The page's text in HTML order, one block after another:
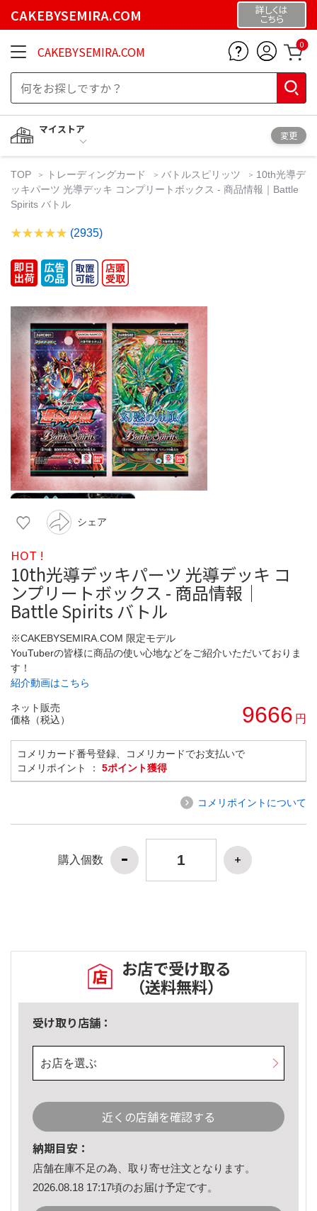
CAKEBYSEMIRA.COM 詳しくは
こちら
CAKEBYSEMIRA.COM 0
マイストア
変更
TOP トレーディングカード バトルスピリッツ
10th光導デ
ッキパーツ 光導デッキ コンプリートボックス - 商品情報｜Battle
Spirits バトル
(2935)
シェア
HOT !
10th光導デッキパーツ 光導デッキ コ
ンプリートボックス - 商品情報｜
Battle Spirits バトル
※CAKEBYSEMIRA.COM 限定モデル
YouTuberの皆様に商品の使い心地などをご紹介いただいておりま
す！
紹介動画はこちら
ネット販売
価格（税込）
9666 円
コメリカード番号登録、コメリカードでお支払いで
コメリポイント ： 5ポイント獲得
コメリポイントについて
購入個数
お店で受け取る
（送料無料）
受け取り店舗：
お店を選ぶ
近くの店舗を確認する
納期目安：
店舗在庫不足の為、取り寄せ注文となります。
2026.08.18 17:17頃のお届け予定です。